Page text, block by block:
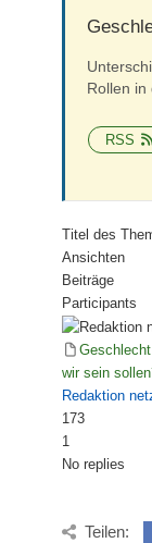
Rollen in
RSS
Titel des
Ansichten
Beiträge
Participants
wir sein
Redaktion
173
1
No replies
Teilen: